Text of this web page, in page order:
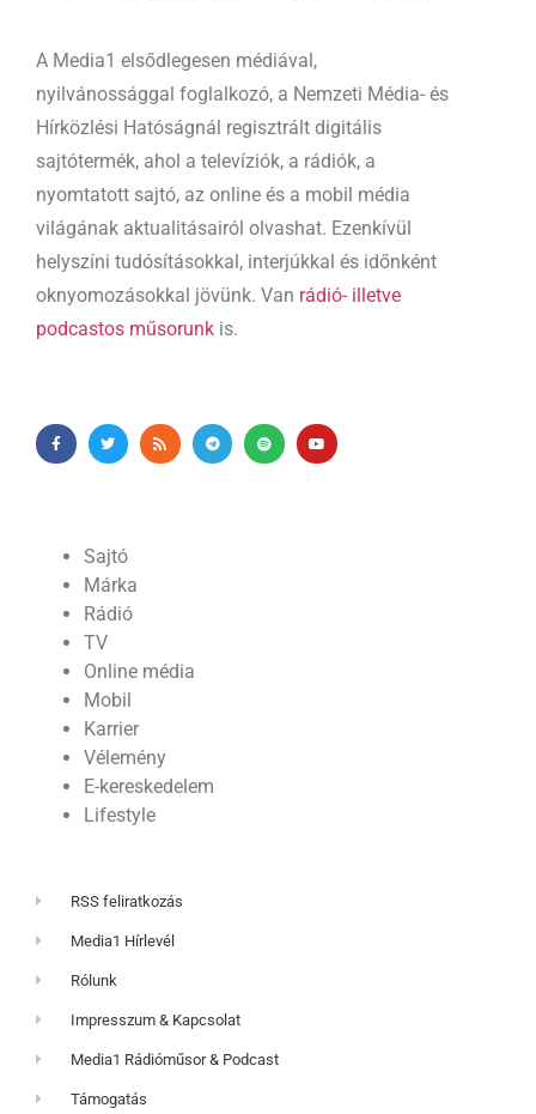
A Media1 elsődlegesen médiával,
nyilvánossággal foglalkozó, a Nemzeti Média- és
Hírközlési Hatóságnál regisztrált digitális
sajtótermék, ahol a televíziók, a rádiók, a
nyomtatott sajtó, az online és a mobil média
világának aktualitásairól olvashat. Ezenkívül
helyszíni tudósításokkal, interjúkkal és időnként
oknyomozásokkal jövünk. Van rádió- illetve
podcastos műsorunk is.
Sajtó
Márka
Rádió
TV
Online média
Mobil
Karrier
Vélemény
E-kereskedelem
Lifestyle
RSS feliratkozás
Media1 Hírlevél
Rólunk
Impresszum & Kapcsolat
Media1 Rádióműsor & Podcast
Támogatás